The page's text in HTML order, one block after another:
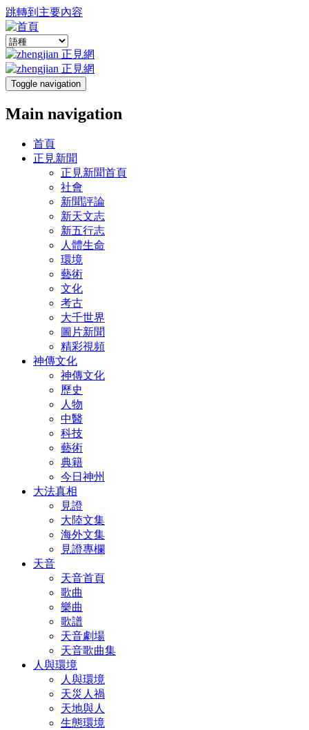
跳轉到主要內容
Toggle navigation
Main navigation
首頁
正見新聞
正見新聞首頁
社會
新聞評論
新天文志
新五行志
人體生命
環境
藝術
文化
考古
大千世界
圖片新聞
精彩視頻
神傳文化
神傳文化
歷史
人物
中醫
科技
藝術
典籍
今日神州
大法真相
見證
大陸文集
海外文集
見證專欄
天音
天音首頁
歌曲
樂曲
歌譜
天音劇場
天音歌曲集
人與環境
人與環境
天災人禍
天地與人
生態環境